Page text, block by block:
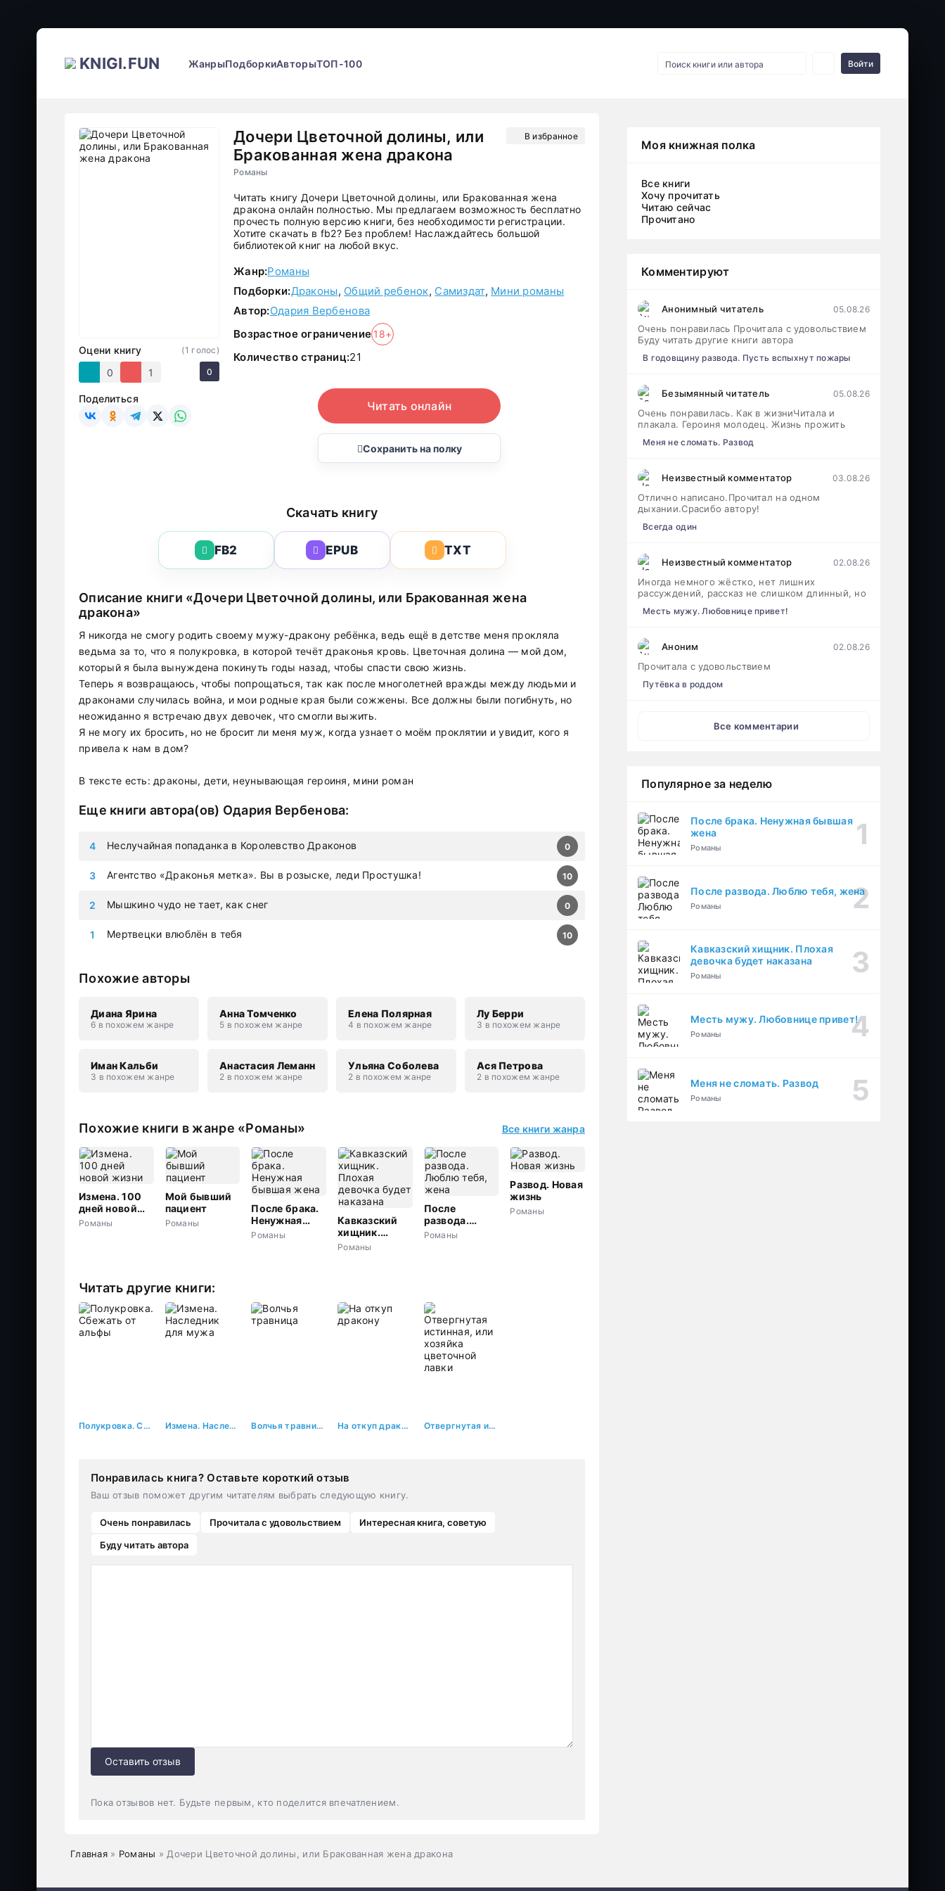
KNIGI.FUN ЖанрыПодборкиАвторыТОП-100 Войти
Дочери Цветочной долины, или
Бракованная жена дракона
Романы
В избранное
Оцени книгу
0
1
(1 голос)
0
Поделиться
Читать книгу Дочери Цветочной долины, или Бракованная жена
дракона онлайн полностью. Мы предлагаем возможность бесплатно
прочесть полную версию книги, без необходимости регистрации.
Хотите скачать в fb2? Без проблем! Наслаждайтесь большой
библиотекой книг на любой вкус.
Жанр:Романы
Подборки:Драконы, Общий ребенок, Самиздат, Мини романы
Автор:Одария Вербенова
Возрастное ограничение 18+
Количество страниц:21
Читать онлайн
Сохранить на полку
Скачать книгу
FB2 EPUB TXT
Описание книги «Дочери Цветочной долины, или Бракованная жена
дракона»
Я никогда не смогу родить своему мужу-дракону ребёнка, ведь ещё в детстве меня прокляла
ведьма за то, что я полукровка, в которой течёт драконья кровь. Цветочная долина — мой дом,
который я была вынуждена покинуть годы назад, чтобы спасти свою жизнь.
Теперь я возвращаюсь, чтобы попрощаться, так как после многолетней вражды между людьми и
драконами случилась война, и мои родные края были сожжены. Все должны были погибнуть, но
неожиданно я встречаю двух девочек, что смогли выжить.
Я не могу их бросить, но не бросит ли меня муж, когда узнает о моём проклятии и увидит, кого я
привела к нам в дом?
В тексте есть: драконы, дети, неунывающая героиня, мини роман
Еще книги автора(ов) Одария Вербенова:
Мертвецки влюблён в тебя 10
Мышкино чудо не тает, как снег 0
Агентство «Драконья метка». Вы в розыске, леди Простушка! 10
Неслучайная попаданка в Королевство Драконов 0
Похожие авторы
Диана Ярина
6 в похожем жанре
Анна Томченко
5 в похожем жанре
Елена Полярная
4 в похожем жанре
Лу Берри
3 в похожем жанре
Иман Кальби
3 в похожем жанре
Анастасия Леманн
2 в похожем жанре
Ульяна Соболева
2 в похожем жанре
Ася Петрова
2 в похожем жанре
Похожие книги в жанре «Романы» Все книги жанра
Измена. 100
дней новой
жизни
Романы
Мой бывший
пациент
Романы
После брака.
Ненужная
бывшая жена
Романы
Кавказский
хищник.
Плохая
Романы
После
развода.
Люблю тебя,
Романы
Развод. Новая
жизнь
Романы
Читать другие книги:
Полукровка. Сбежать от альфы Измена. Наследник для мужа Волчья травница На откуп дракону Отвергнутая истинная, или хозяйка цветочной лавки
Понравилась книга? Оставьте короткий отзыв
Ваш отзыв поможет другим читателям выбрать следующую книгу.
Очень понравилась Прочитала с удовольствием
Интересная книга, советую
Буду читать автора
Оставить отзыв
Пока отзывов нет. Будьте первым, кто поделится впечатлением.
Главная» Романы » Дочери Цветочной долины, или Бракованная жена дракона
Моя книжная полка
Все книги
Хочу прочитать
Читаю сейчас
Прочитано
Комментируют
Анонимный читатель 05.08.26
Очень понравилась Прочитала с удовольствием
Буду читать другие книги автора
В годовщину развода. Пусть вспыхнут пожары
Безымянный читатель 05.08.26
Очень понравилась. Как в жизниЧитала и
плакала. Героиня молодец. Жизнь прожить
Меня не сломать. Развод
Неизвестный комментатор 03.08.26
Отлично написано.Прочитал на одном
дыхании.Срасибо автору!
Всегда один
Неизвестный комментатор 02.08.26
Иногда немного жёстко, нет лишних
рассуждений, рассказ не слишком длинный, но
Месть мужу. Любовнице привет!
Аноним 02.08.26
Прочитала с удовольствием
Путёвка в роддом
Все комментарии
Популярное за неделю
После брака. Ненужная бывшая
жена
Романы
После развода. Люблю тебя, жена
Романы
Кавказский хищник. Плохая
девочка будет наказана
Романы
Месть мужу. Любовнице привет!
Романы
Меня не сломать. Развод
Романы